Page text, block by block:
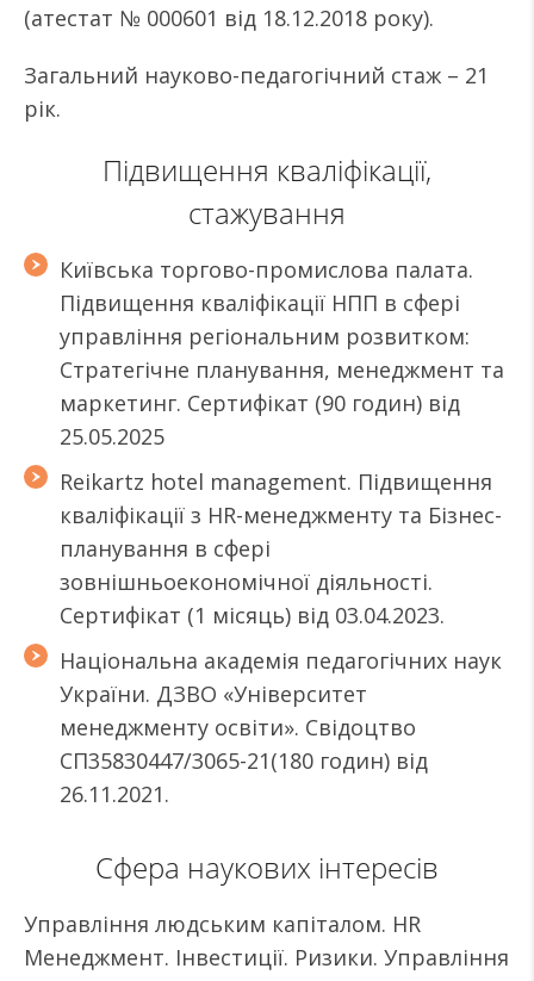
(атестат № 000601 від 18.12.2018 року).
Загальний науково-педагогічний стаж – 21
рік.
Підвищення кваліфікації,
стажування
Київська торгово-промислова палата.
Підвищення кваліфікації НПП в сфері
управління регіональним розвитком:
Стратегічне планування, менеджмент та
маркетинг. Сертифікат (90 годин) від
25.05.2025
Reikartz hotel management. Підвищення
кваліфікації з HR-менеджменту та Бізнес-
планування в сфері
зовнішньоекономічної діяльності.
Сертифікат (1 місяць) від 03.04.2023.
Національна академія педагогічних наук
України. ДЗВО «Університет
менеджменту освіти». Свідоцтво
СП35830447/3065-21(180 годин) від
26.11.2021.
Сфера наукових інтересів
Управління людським капіталом. HR
Менеджмент. Інвестиції. Ризики. Управління